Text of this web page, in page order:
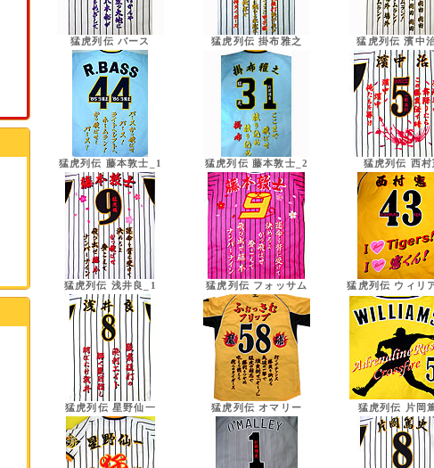
猛虎列伝 バース 猛虎列伝 掛布雅之 猛虎列伝 濱中
猛虎列伝 藤本敦士_1 猛虎列伝 藤本敦士_2 猛虎列伝 西村
猛虎列伝 浅井良_1 猛虎列伝 フォッサム 猛虎列伝 ウィリ
猛虎列伝 星野仙一 猛虎列伝 オマリー 猛虎列伝 片岡